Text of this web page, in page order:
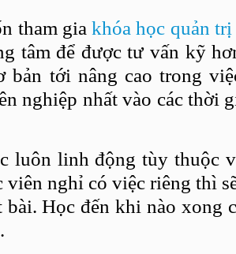
tham giakhóa học quản
tâm để được tư vấn kỹ
bản tới nâng cao trong
nghiệp nhất vào các thời
luôn linh động tùy thuộc
nghỉ có việc riêng thì
bài. Học đến khi nào xong